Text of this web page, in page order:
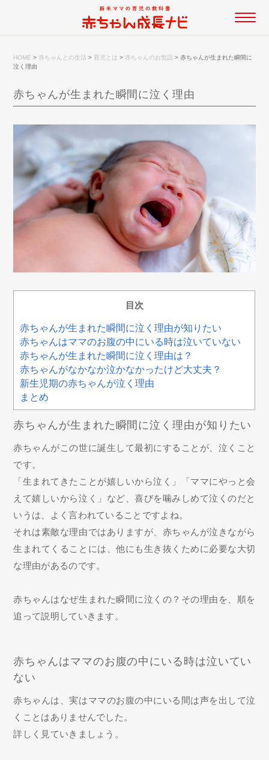
HOME > 赤ちゃんとの生活 >育児とは > 赤ちゃんのお世話 >赤ちゃんが生まれた瞬間に
泣く理由
赤ちゃんが生まれた瞬間に泣く理由
目次
赤ちゃんが生まれた瞬間に泣く理由が知りたい
赤ちゃんはママのお腹の中にいる時は泣いていない
赤ちゃんが生まれた瞬間に泣く理由は？
赤ちゃんがなかなか泣かなかったけど大丈夫？
新生児期の赤ちゃんが泣く理由
まとめ
赤ちゃんが生まれた瞬間に泣く理由が知りたい
赤ちゃんがこの世に誕生して最初にすることが、泣くこと
です。
「生まれてきたことが嬉しいから泣く」「ママにやっと会
えて嬉しいから泣く」など、喜びを噛みしめて泣くのだと
いうは、よく言われていることですよね。
それは素敵な理由ではありますが、赤ちゃんが泣きながら
生まれてくることには、他にも生き抜くために必要な大切
な理由があるのです。
赤ちゃんはなぜ生まれた瞬間に泣くの？その理由を、順を
追って説明していきます。
赤ちゃんはママのお腹の中にいる時は泣いてい
ない
赤ちゃんは、実はママのお腹の中にいる間は声を出して泣
くことはありませんでした。
詳しく見ていきましょう。